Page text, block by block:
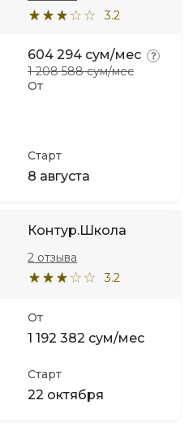
3.2
От
604 294 сум/мес
1 208 588 сум/мес
Старт
8 августа
Контур.Школа
3.2
2 отзыва
От
1 192 382 сум/мес
Старт
22 октября